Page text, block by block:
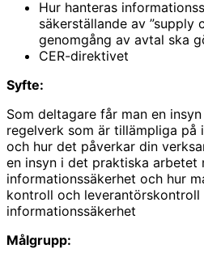
Hur hanteras
säkerställande av ”supply
genomgång av avtal ska
CER-direktivet
Syfte:
Som deltagare får man en
regelverk som är tillämpliga på
och hur det påverkar din
en insyn i det praktiska arbetet
informationssäkerhet och hur
kontroll och leverantörskontroll
informationssäkerhet
Målgrupp: